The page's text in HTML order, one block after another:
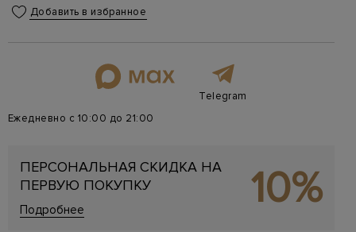
Добавить в избранное
Telegram
Ежедневно с 10:00 до 21:00
ПЕРСОНАЛЬНАЯ СКИДКА НА
ПЕРВУЮ ПОКУПКУ
Подробнее 10%